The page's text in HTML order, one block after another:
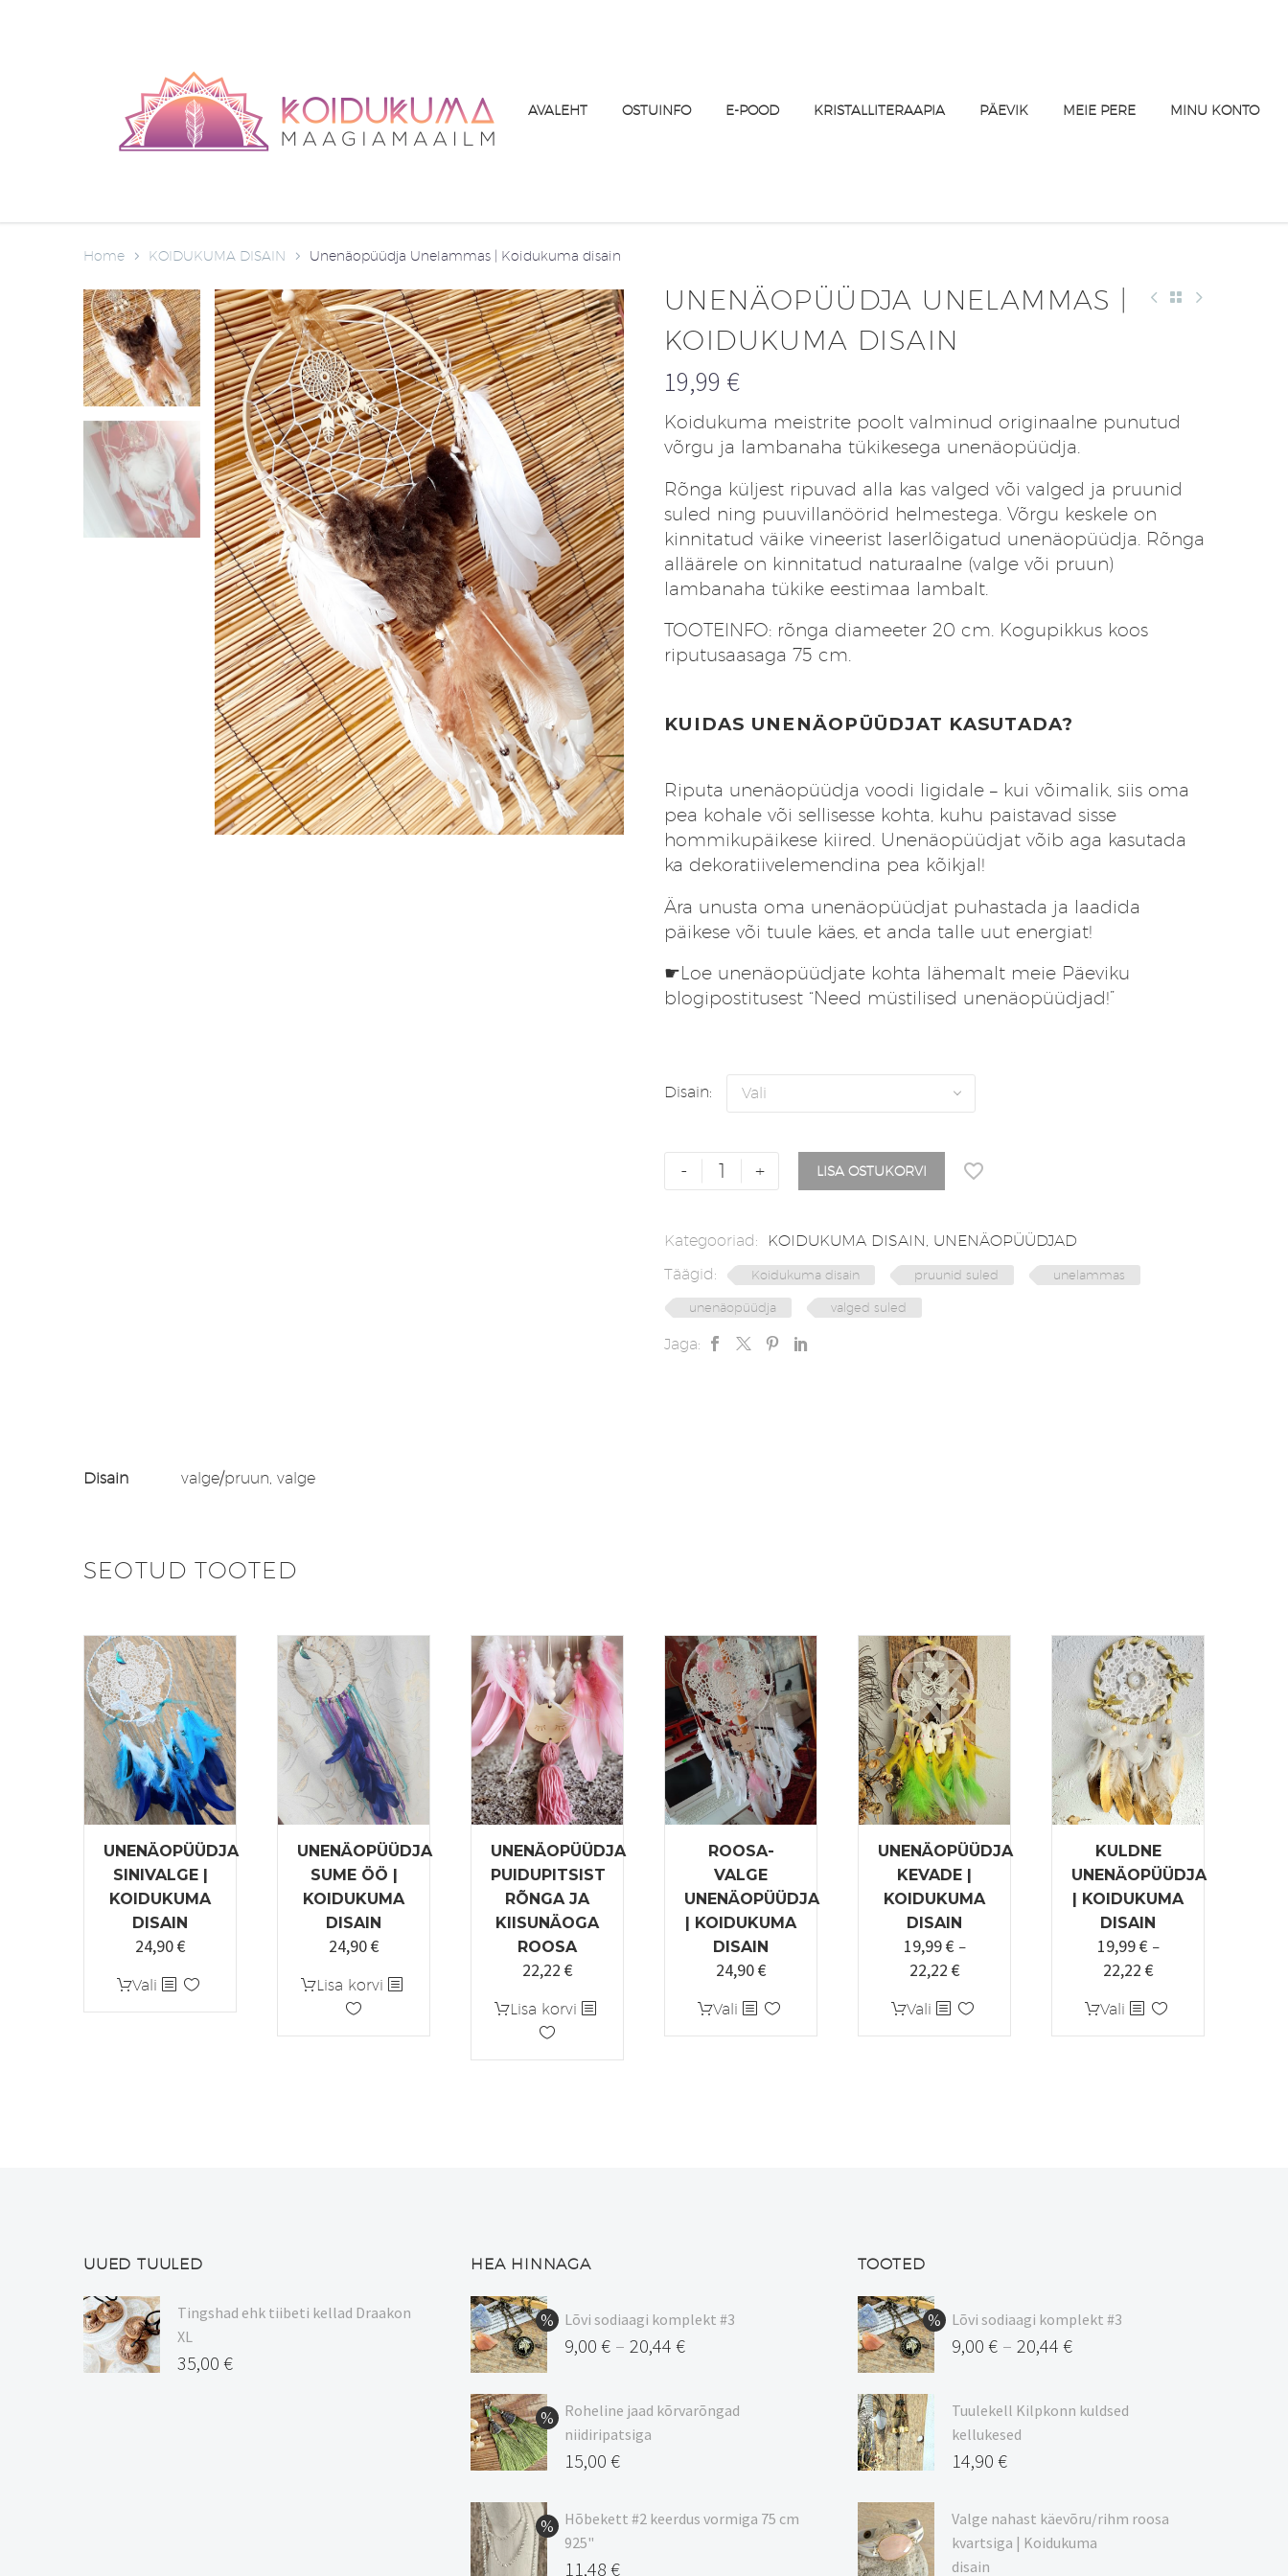
AVALEHT OSTUINFO E-POOD KRISTALLITERAAPIA PÄEVIK MEIE PERE MINU KONTO
Home KOIDUKUMA DISAIN Unenäopüüdja Unelammas | Koidukuma disain
UNENÄOPÜÜDJA UNELAMMAS |
KOIDUKUMA DISAIN
19,99 €
Koidukuma meistrite poolt valminud originaalne punutud
võrgu ja lambanaha tükikesega unenäopüüdja.
Rõnga küljest ripuvad alla kas valged või valged ja pruunid
suled ning puuvillanöörid helmestega. Võrgu keskele on
kinnitatud väike vineerist laserlõigatud unenäopüüdja. Rõnga
alläärele on kinnitatud naturaalne (valge või pruun)
lambanaha tükike eestimaa lambalt.
TOOTEINFO: rõnga diameeter 20 cm. Kogupikkus koos
riputusaasaga 75 cm.
KUIDAS UNENÄOPÜÜDJAT KASUTADA?
Riputa unenäopüüdja voodi ligidale – kui võimalik, siis oma
pea kohale või sellisesse kohta, kuhu paistavad sisse
hommikupäikese kiired. Unenäopüüdjat võib aga kasutada
ka dekoratiivelemendina pea kõikjal!
Ära unusta oma unenäopüüdjat puhastada ja laadida
päikese või tuule käes, et anda talle uut energiat!
☛Loe unenäopüüdjate kohta lähemalt meie Päeviku
blogipostitusest “Need müstilised unenäopüüdjad!”
Disain Vali
-
Unenäopüüdja
Unelammas
Koidukuma
kogus
+ LISA OSTUKORVI
Kategooriad: KOIDUKUMA DISAIN UNENÄOPÜÜDJAD
Täägid:
Koidukuma disain pruunid suled unelammas
unenäopüüdja valged suled
Jaga:
Disain valge/pruun, valge
SEOTUD TOOTED
UNENÄOPÜÜDJA
SINIVALGE |
KOIDUKUMA
DISAIN
24,90€
Vali Sellel
tootel
UNENÄOPÜÜDJA
SUME ÖÖ |
KOIDUKUMA
DISAIN
24,90€
Lisa korvi
UNENÄOPÜÜDJA
PUIDUPITSIST
RÕNGA JA
KIISUNÄOGA
ROOSA
22,22 €
Lisa korvi
ROOSA-
VALGE
UNENÄOPÜÜDJA
| KOIDUKUMA
DISAIN
24,90€
Vali Sellel
tootel
UNENÄOPÜÜDJA
KEVADE |
KOIDUKUMA
DISAIN
19,99€ –
22,22 €Hinnavahemik:
kuni
22,22 €
Vali Sellel
tootel
KULDNE
UNENÄOPÜÜDJA
| KOIDUKUMA
DISAIN
19,99€ –
22,22 €Hinnavahemik:
kuni
22,22 €
Vali Sellel
tootel
UUED TUULED
Tingshad ehk tiibeti kellad Draakon
XL
35,00 €
HEA HINNAGA
Lõvi sodiaagi komplekt #3
9,00 € – 20,44 €
9,00 €
kuni
20,44 €
Roheline jaad kõrvarõngad
niidiripatsiga
Algne
oli:
17,00 €.
15,00 €
hind
on:
Hõbekett #2 keerdus vormiga 75 cm
925"
Algne
11,48 €
TOOTED
Lõvi sodiaagi komplekt #3
9,00 € – 20,44 €
9,00 €
kuni
20,44 €
Tuulekell Kilpkonn kuldsed
kellukesed
14,90 €
Valge nahast käevõru/rihm roosa
kvartsiga | Koidukuma
disain